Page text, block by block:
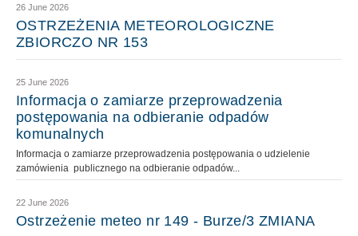
26 June 2026
OSTRZEŻENIA METEOROLOGICZNE
ZBIORCZO NR 153
25 June 2026
Informacja o zamiarze przeprowadzenia
postępowania na odbieranie odpadów
komunalnych
Informacja o zamiarze przeprowadzenia postępowania o udzielenie
zamówienia publicznego na odbieranie odpadów...
22 June 2026
Ostrzeżenie meteo nr 149 - Burze/3 ZMIANA